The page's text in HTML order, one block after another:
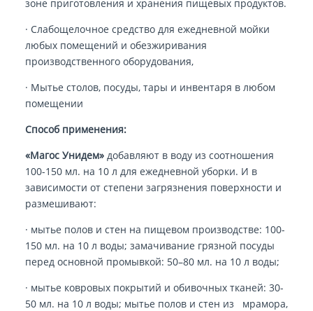
зоне приготовления и хранения пищевых продуктов.
· Слабощелочное средство для ежедневной мойки
любых помещений и обезжиривания
производственного оборудования,
· Мытье столов, посуды, тары и инвентаря в любом
помещении
Способ применения:
«Магос Унидем» добавляют в воду из соотношения
100-150 мл. на 10 л для ежедневной уборки. И в
зависимости от степени загрязнения поверхности и
размешивают:
· мытье полов и стен на пищевом производстве: 100-
150 мл. на 10 л воды; замачивание грязной посуды
перед основной промывкой: 50–80 мл. на 10 л воды;
· мытье ковровых покрытий и обивочных тканей: 30-
50 мл. на 10 л воды; мытье полов и стен из мрамора,